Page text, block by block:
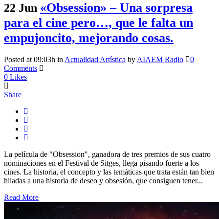
22 Jun «Obsession» – Una sorpresa
para el cine pero…, que le falta un
empujoncito, mejorando cosas.
Posted at 09:03h in Actualidad Artística by AIAEM Radio
0
Comments
0 Likes
Share
La película de "Obsession", ganadora de tres premios de sus cuatro
nominaciones en el Festival de Sitges, llega pisando fuerte a los
cines. La historia, el concepto y las temáticas que trata están tan bien
hiladas a una historia de deseo y obsesión, que consiguen tener...
Read More